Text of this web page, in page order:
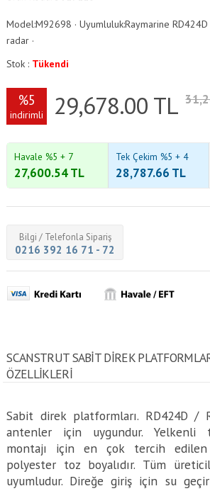
Model:M92698 · Uyumluluk:Raymarine
radar ·
Stok : Tükendi
%5
indirimli 29,678.00 TL
Havale %5 + 7
27,600.54TL
Tek Çekim %5 + 4
28,787.66 TL
Bilgi / Telefonla Sipariş
0216 392 16 71 - 72
SCANSTRUT SABIT DIREK
ÖZELLİKLERİ
Sabit direk platformları. RD424D /
antenler için uygundur. Yelkenli
montajı için en çok tercih edilen
polyester toz boyalıdır. Tüm
uyumludur. Direğe giriş için su